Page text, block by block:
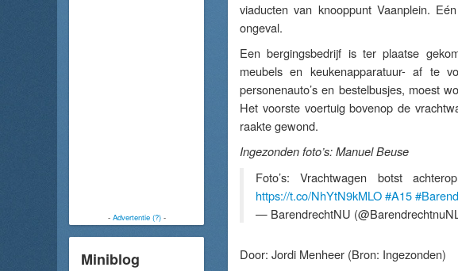
- Advertentie (?)-
Miniblog
viaducten van knooppunt Vaanplein.
ongeval.
Een bergingsbedrijf is ter plaatse
meubels en keukenapparatuur- af te
personenauto’s en bestelbusjes, moest
Het voorste voertuig bovenop de
raakte gewond.
Ingezonden foto’s: Manuel Beuse
Foto’s: Vrachtwagen botst
https://t.co/NhYtN9kMLO#A15
— BarendrechtNU
Door: Jordi Menheer (Bron: Ingezonden)